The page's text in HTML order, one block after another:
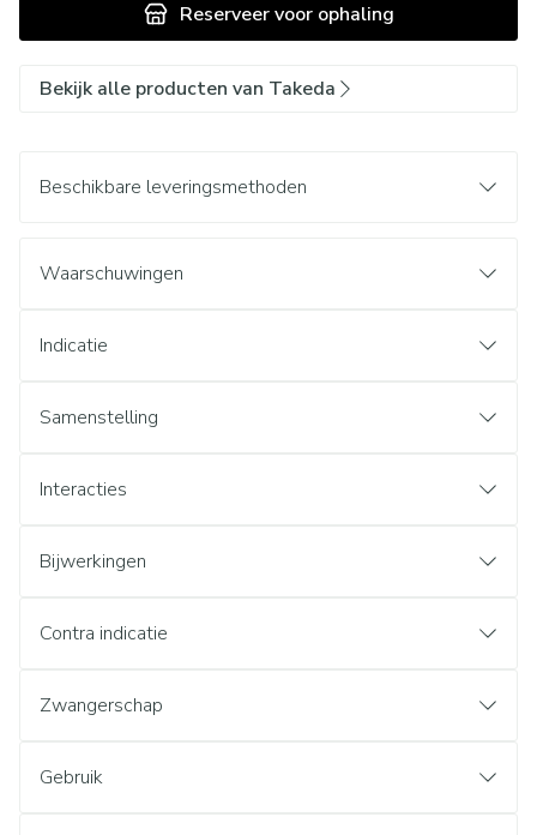
Reserveervoor ophaling
Bekijk alle producten van Takeda
Beschikbare leveringsmethoden
Waarschuwingen
Indicatie
Samenstelling
Interacties
Bijwerkingen
Contra indicatie
Zwangerschap
Gebruik